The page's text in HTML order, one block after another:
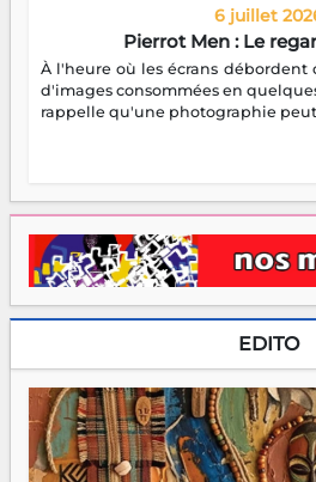
6 juillet
Pierrot Men : Le
À l'heure où les écrans débordent
d'images consommées en
rappelle qu'une photographie peut
EDITO